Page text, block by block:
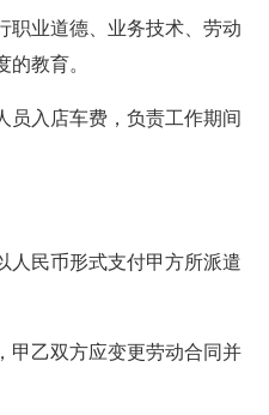
职业道德、业务技术、劳动
教育。
员入店车费，负责工作期间
人民币形式支付甲方所派遣
甲乙双方应变更劳动合同并